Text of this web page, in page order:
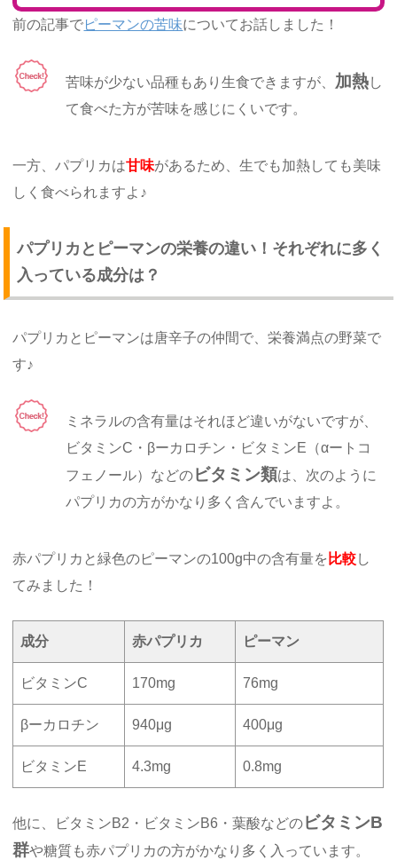
前の記事でピーマンの苦味についてお話しました！
苦味が少ない品種もあり生食できますが、 加熱し
て食べた方が苦味を感じにくいです。
一方、パプリカは甘味があるため、生でも加熱しても美味
しく食べられますよ♪
パプリカとピーマンの栄養の違い！それぞれに多く
入っている成分は？
パプリカとピーマンは唐辛子の仲間で、栄養満点の野菜で
す♪
ミネラルの含有量はそれほど違いがないですが、
ビタミンC・βーカロチン・ビタミンE（αートコ
フェノール）などのビタミン類は、次のように
パプリカの方がかなり多く含んでいますよ。
赤パプリカと緑色のピーマンの100g中の含有量を 比較し
てみました！
成分 赤パプリカ ピーマン
ビタミンC 170mg 76mg
βーカロチン 940μg 400μg
ビタミンE 4.3mg 0.8mg
他に、ビタミンB2・ビタミンB6・葉酸などのビタミンB
群や糖質も赤パプリカの方がかなり多く入っています。